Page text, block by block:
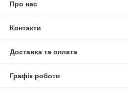
Про нас
Контакти
Доставка та оплата
Графік роботи